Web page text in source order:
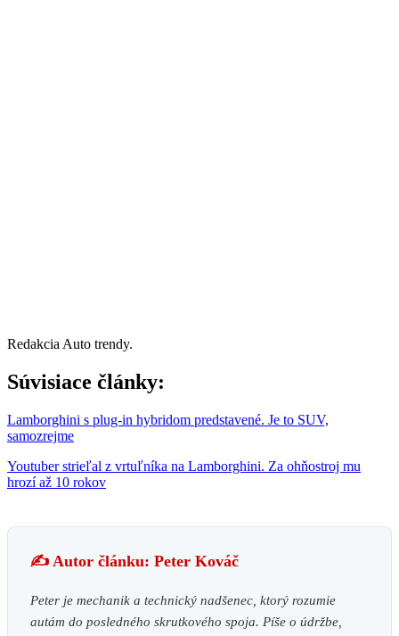
Redakcia Auto trendy.
Súvisiace články:
Lamborghini s plug-in hybridom predstavené. Je to SUV,
samozrejme
Youtuber strieľal z vrtuľníka na Lamborghini. Za ohňostroj mu
hrozí až 10 rokov
✍️ Autor článku: Peter Kováč
Peter je mechanik a technický nadšenec, ktorý rozumie
autám do posledného skrutkového spoja. Píše o údržbe,